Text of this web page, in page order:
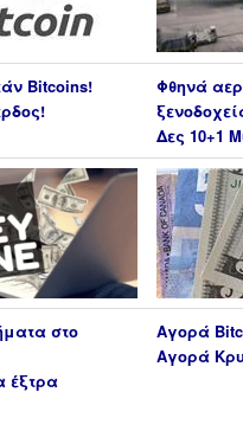
Bitcoins!
Φθηνά
Δες 10+1
στο
έξτρα
Αγορά
Αγορά